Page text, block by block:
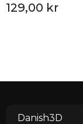
129,00 kr
Danish3D